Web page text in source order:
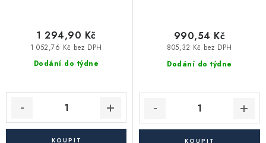
Dodání do týdne
1 052,76 Kč bez DPH
1 294,90 Kč
Dodání do týdne
805,32 Kč bez DPH
990,54 Kč